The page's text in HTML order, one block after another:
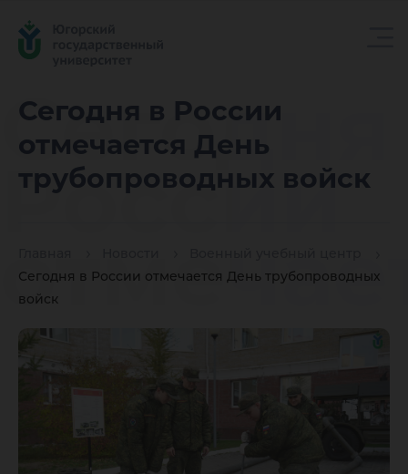
Сегодня в России
отмечается День
трубопроводных войск
Сегодня в России отмечается День трубопроводных
войск
России
войск